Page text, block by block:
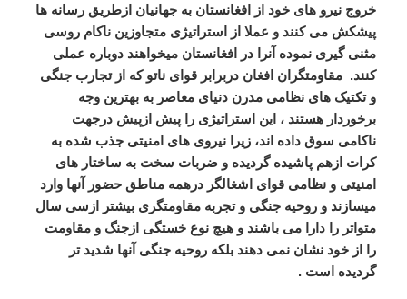
خروج نیرو های خود از افغانستان به جهانیان ازطریق رسانه ها
پیشکش می کنند و عملا از استراتیژی متجاوزین ناکام روسی
مثنی گیری نموده آنرا در افغانستان میخواهند دوباره عملی
کنند. مقاومتگران افغان دربرابر قوای ناتو که از تجارب جنگی
و تکتیک های نظامی مدرن دنیای معاصر به بهترین وجه
برخوردار هستند ، این استراتیژی را پیش ازپیش درجهت
ناکامی سوق داده اند، زیرا نیروی های امنیتی جذب شده به
کرات ازهم پاشیده گردیده و ضربات سخت به ساختار های
امنیتی و نظامی قوای اشغالگر درهمه مناطق حضور آنها وارد
میسازند و روحیه جنگی و تجربه مقاومتگری بیشتر ازسی سال
متواتر را دارا می باشند و هیچ نوع خستگی ازجنگ و مقاومت
را از خود نشان نمی دهند بلکه روحیه جنگی آنها شدید تر
گردیده است .